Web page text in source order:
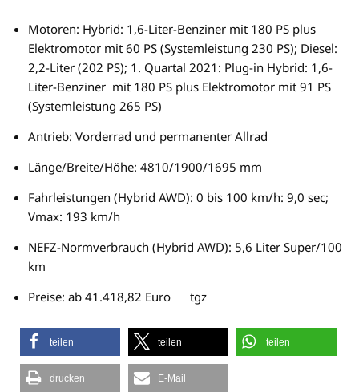
Motoren: Hybrid: 1,6-Liter-Benziner mit 180 PS plus
Elektromotor mit 60 PS (Systemleistung 230 PS); Diesel:
2,2-Liter (202 PS); 1. Quartal 2021: Plug-in Hybrid: 1,6-
Liter-Benziner mit 180 PS plus Elektromotor mit 91 PS
(Systemleistung 265 PS)
Antrieb: Vorderrad und permanenter Allrad
Länge/Breite/Höhe: 4810/1900/1695 mm
Fahrleistungen (Hybrid AWD): 0 bis 100 km/h: 9,0 sec;
Vmax: 193 km/h
NEFZ-Normverbrauch (Hybrid AWD): 5,6 Liter Super/100
km
Preise: ab 41.418,82 Euro tgz
teilen teilen teilen
drucken E-Mail